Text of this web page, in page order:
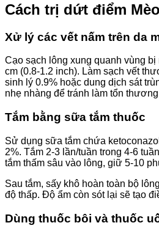
Cách trị dứt điểm
Xử lý các vết nấm trên da
Cạo sạch lông xung quanh vùng
cm (0.8-1.2 inch). Làm sạch vết
sinh lý 0.9% hoặc dung dịch sát
nhẹ nhàng để tránh làm tổn
Tắm bằng sữa tắm thuốc
Sử dụng sữa tắm chứa
2%. Tắm 2-3 lần/tuần trong 4-6
tắm thấm sâu vào lông, giữ 5-10
Sau tắm, sấy khô hoàn toàn bộ
độ thấp. Độ ẩm còn sót lại sẽ tạo
Dùng thuốc bôi và thuốc